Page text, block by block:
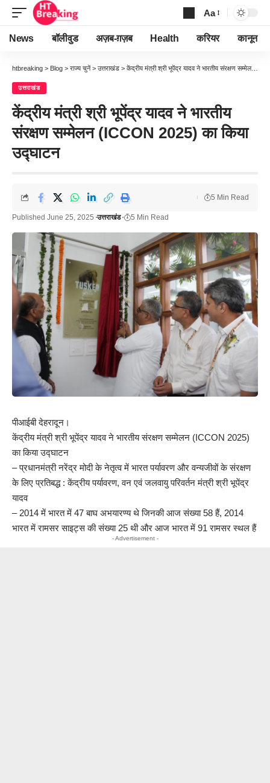
Font
Resizer
Aa
News बॉलीवुड अज़ब-ग़ज़ब Health करियर कानून
htbreaking > Blog > राज्य चुनें > उत्तराखंड > केंद्रीय मंत्री श्री भूपेंद्र यादव ने भारतीय संरक्षण सम्मेलन (ICCON 2025) का किया उद्घाटन
उत्तराखंड
केंद्रीय मंत्री श्री भूपेंद्र यादव ने भारतीय
संरक्षण सम्मेलन (ICCON 2025) का किया
उद्घाटन
Published June 25, 2025 उत्तराखंड 5 Min Read
5 Min Read
पीआईबी देहरादून।
केंद्रीय मंत्री श्री भूपेंद्र यादव ने भारतीय संरक्षण सम्मेलन (ICCON 2025)
का किया उद्घाटन
– प्रधानमंत्री नरेंद्र मोदी के नेतृत्व में भारत पर्यावरण और वन्यजीवों के संरक्षण
के लिए प्रतिबद्ध : केंद्रीय पर्यावरण, वन एवं जलवायु परिवर्तन मंत्री श्री भूपेंद्र
यादव
– 2014 में भारत में 47 बाघ अभयारण्य थे जिनकी आज संख्या 58 हैं, 2014
भारत में रामसर साइट्स की संख्या 25 थी और आज भारत में 91 रामसर स्थल हैं
- Advertisement -